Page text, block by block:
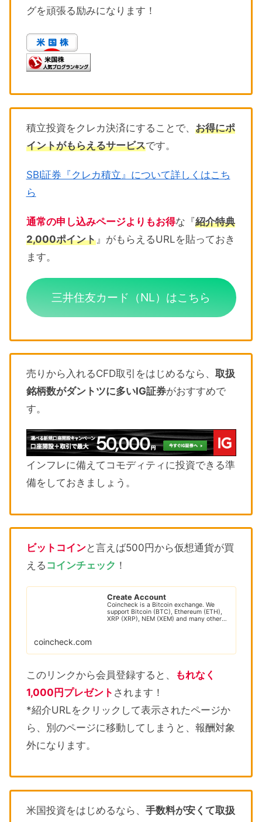
グを頑張る励みになります！
積立投資をクレカ決済にすることで、 お得にポ
イントがもらえるサービスです。
SBI証券『クレカ積立』について詳しくはこち
ら
通常の申し込みページよりもお得な『紹介特典
2,000ポイント』がもらえるURLを貼っておき
ます。
三井住友カード（NL）はこちら
売りから入れるCFD取引をはじめるなら、 取扱
銘柄数がダントツに多いIG証券がおすすめで
す。
インフレに備えてコモディティに投資できる準
備をしておきましょう。
ビットコインと言えば500円から仮想通貨が買
える コインチェック ！
Create Account
Coincheck is a Bitcoin exchange. We
support Bitcoin (BTC), Ethereum (ETH),
XRP (XRP), NEM (XEM) and many other
coincheck.com
このリンクから会員登録すると、
もれなく
1,000円プレゼント されます！
*紹介URLをクリックして表示されたページか
ら、別のページに移動してしまうと、報酬対象
外になります。
米国投資をはじめるなら、 手数料が安くて取扱